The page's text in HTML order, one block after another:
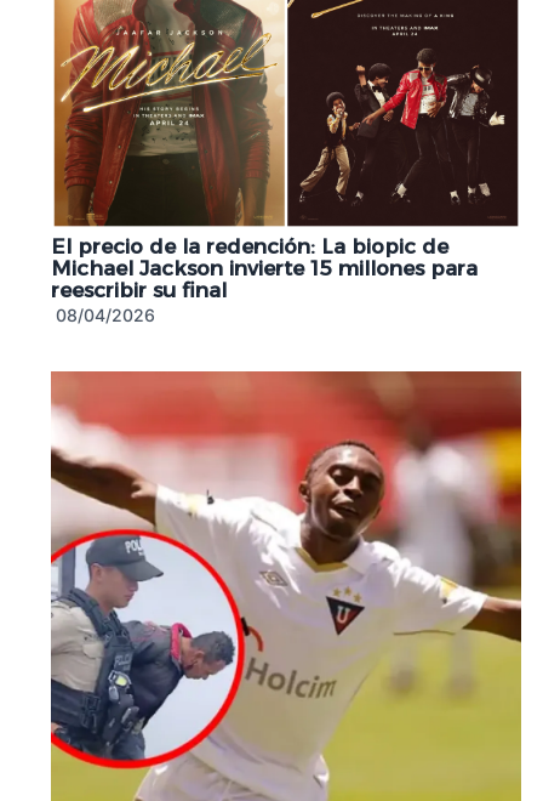
El precio de la redención: La biopic de
Michael Jackson invierte 15 millones para
reescribir su final
08/04/2026